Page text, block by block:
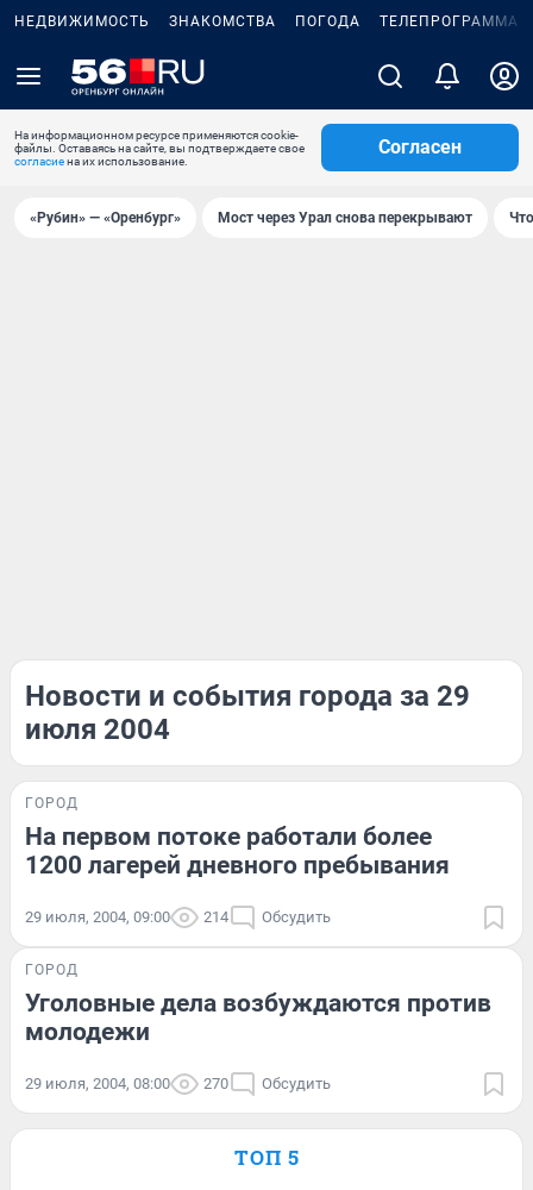
НЕДВИЖИМОСТЬ ЗНАКОМСТВА ПОГОДА ТЕЛЕПРОГРАММА
На информационном ресурсе применяются cookie-
файлы. Оставаясь на сайте, вы подтверждаете свое
согласиена их использование.
Согласен
«Рубин» — «Оренбург» Мост через Урал снова перекрывают
Новости и события города за 29
июля 2004
ГОРОД
На первом потоке работали более
1200 лагерей дневного пребывания
29 июля, 2004, 09:00 214 Обсудить
ГОРОД
Уголовные дела возбуждаются против
молодежи
29 июля, 2004, 08:00 270 Обсудить
ТОП 5